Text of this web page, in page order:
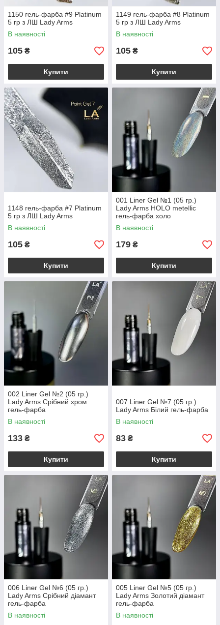
1150 гель-фарба #9 Platinum
5 гр з ЛШ Lady Arms
В наявності
105 ₴
Купити
1149 гель-фарба #8 Platinum
5 гр з ЛШ Lady Arms
В наявності
105 ₴
Купити
1148 гель-фарба #7 Platinum
5 гр з ЛШ Lady Arms
В наявності
105 ₴
Купити
001 Liner Gel №1 (05 гр.)
Lady Arms HOLO metellic
гель-фарба холо
В наявності
179 ₴
Купити
002 Liner Gel №2 (05 гр.)
Lady Arms Срібний хром
гель-фарба
В наявності
133 ₴
Купити
007 Liner Gel №7 (05 гр.)
Lady Arms Білий гель-фарба
В наявності
83 ₴
Купити
006 Liner Gel №6 (05 гр.)
Lady Arms Срібний діамант
гель-фарба
В наявності
005 Liner Gel №5 (05 гр.)
Lady Arms Золотий діамант
гель-фарба
В наявності